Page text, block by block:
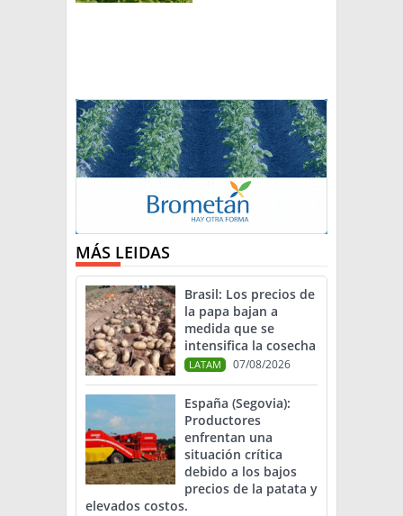
MÁS LEIDAS
Brasil: Los precios de
la papa bajan a
medida que se
intensifica la cosecha
LATAM 07/08/2026
España (Segovia):
Productores
enfrentan una
situación crítica
debido a los bajos
precios de la patata y
elevados costos.